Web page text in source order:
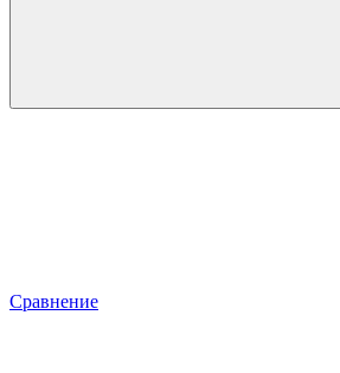
Сравнение